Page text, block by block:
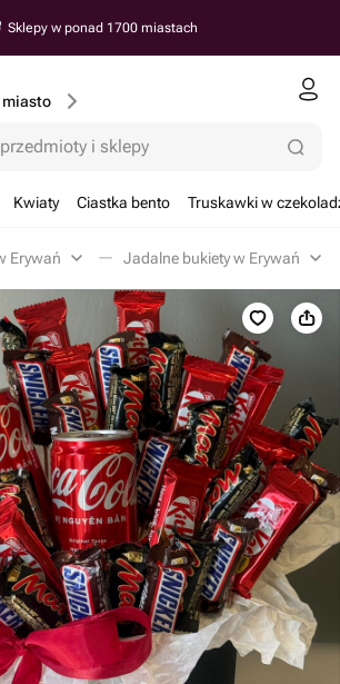
Sklepy w ponad 1700 miastach
miasto
i sklepy
Kwiaty Ciastka bento Truskawki w
Erywań Jadalne bukiety w Erywań